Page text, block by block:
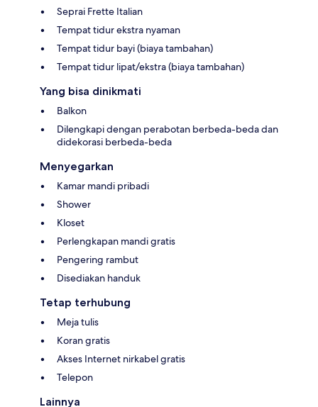
Seprai Frette Italian
Tempat tidur ekstra nyaman
Tempat tidur bayi (biaya tambahan)
Tempat tidur lipat/ekstra (biaya tambahan)
Yang bisa dinikmati
Balkon
Dilengkapi dengan perabotan berbeda-beda dan
didekorasi berbeda-beda
Menyegarkan
Kamar mandi pribadi
Shower
Kloset
Perlengkapan mandi gratis
Pengering rambut
Disediakan handuk
Tetap terhubung
Meja tulis
Koran gratis
Akses Internet nirkabel gratis
Telepon
Lainnya